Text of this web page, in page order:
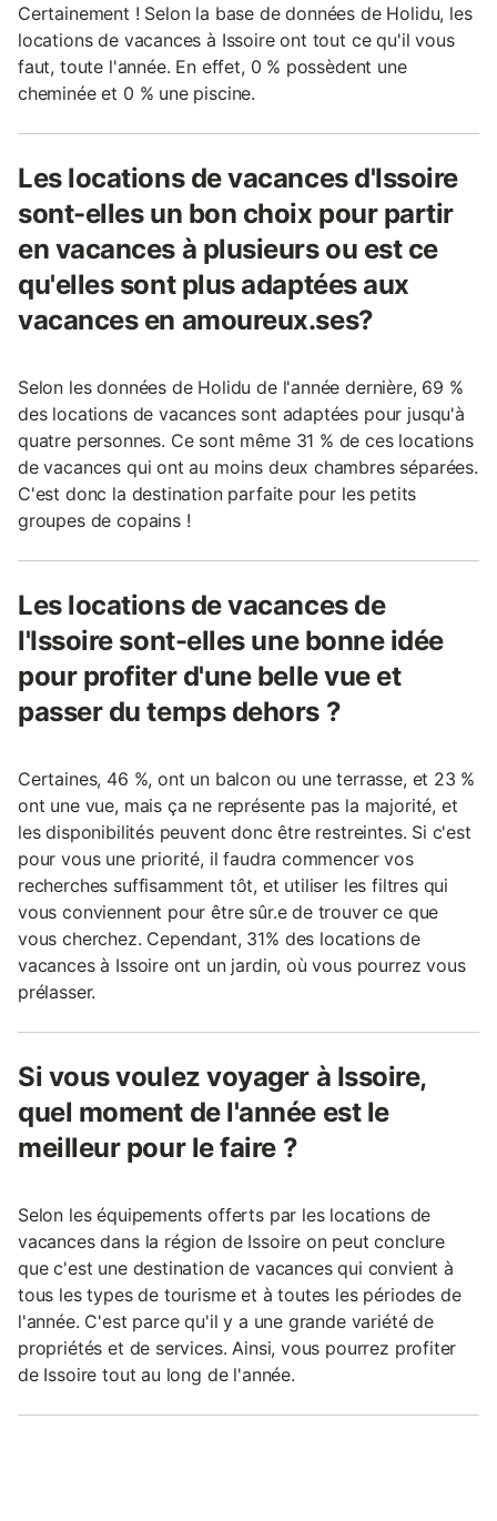
Certainement ! Selon la base de données de Holidu, les
locations de vacances à Issoire ont tout ce qu'il vous
faut, toute l'année. En effet, 0 % possèdent une
cheminée et 0 % une piscine.
Les locations de vacances d'Issoire
sont-elles un bon choix pour partir
en vacances à plusieurs ou est ce
qu'elles sont plus adaptées aux
vacances en amoureux.ses?
Selon les données de Holidu de l'année dernière, 69 %
des locations de vacances sont adaptées pour jusqu'à
quatre personnes. Ce sont même 31 % de ces locations
de vacances qui ont au moins deux chambres séparées.
C'est donc la destination parfaite pour les petits
groupes de copains !
Les locations de vacances de
l'Issoire sont-elles une bonne idée
pour profiter d'une belle vue et
passer du temps dehors ?
Certaines, 46 %, ont un balcon ou une terrasse, et 23 %
ont une vue, mais ça ne représente pas la majorité, et
les disponibilités peuvent donc être restreintes. Si c'est
pour vous une priorité, il faudra commencer vos
recherches suffisamment tôt, et utiliser les filtres qui
vous conviennent pour être sûr.e de trouver ce que
vous cherchez. Cependant, 31% des locations de
vacances à Issoire ont un jardin, où vous pourrez vous
prélasser.
Si vous voulez voyager à Issoire,
quel moment de l'année est le
meilleur pour le faire ?
Selon les équipements offerts par les locations de
vacances dans la région de Issoire on peut conclure
que c'est une destination de vacances qui convient à
tous les types de tourisme et à toutes les périodes de
l'année. C'est parce qu'il y a une grande variété de
propriétés et de services. Ainsi, vous pourrez profiter
de Issoire tout au long de l'année.